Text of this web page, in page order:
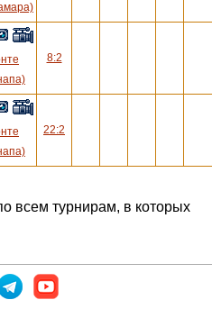
8:2
22:2
всем турнирам, в которых